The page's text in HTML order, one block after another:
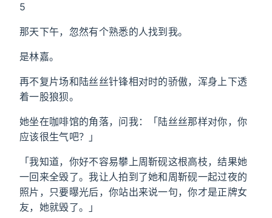
5
那天下午，忽然有个熟悉的人找到我。
是林嘉。
再不复片场和陆丝丝针锋相对时的骄傲，浑身上下透
着一股狼狈。
她坐在咖啡馆的角落，问我：「陆丝丝那样对你，你
应该很生气吧？」
「我知道，你好不容易攀上周靳砚这根高枝，结果她
一回来全毁了。我让人拍到了她和周靳砚一起过夜的
照片，只要曝光后，你站出来说一句，你才是正牌女
友，她就毁了。」